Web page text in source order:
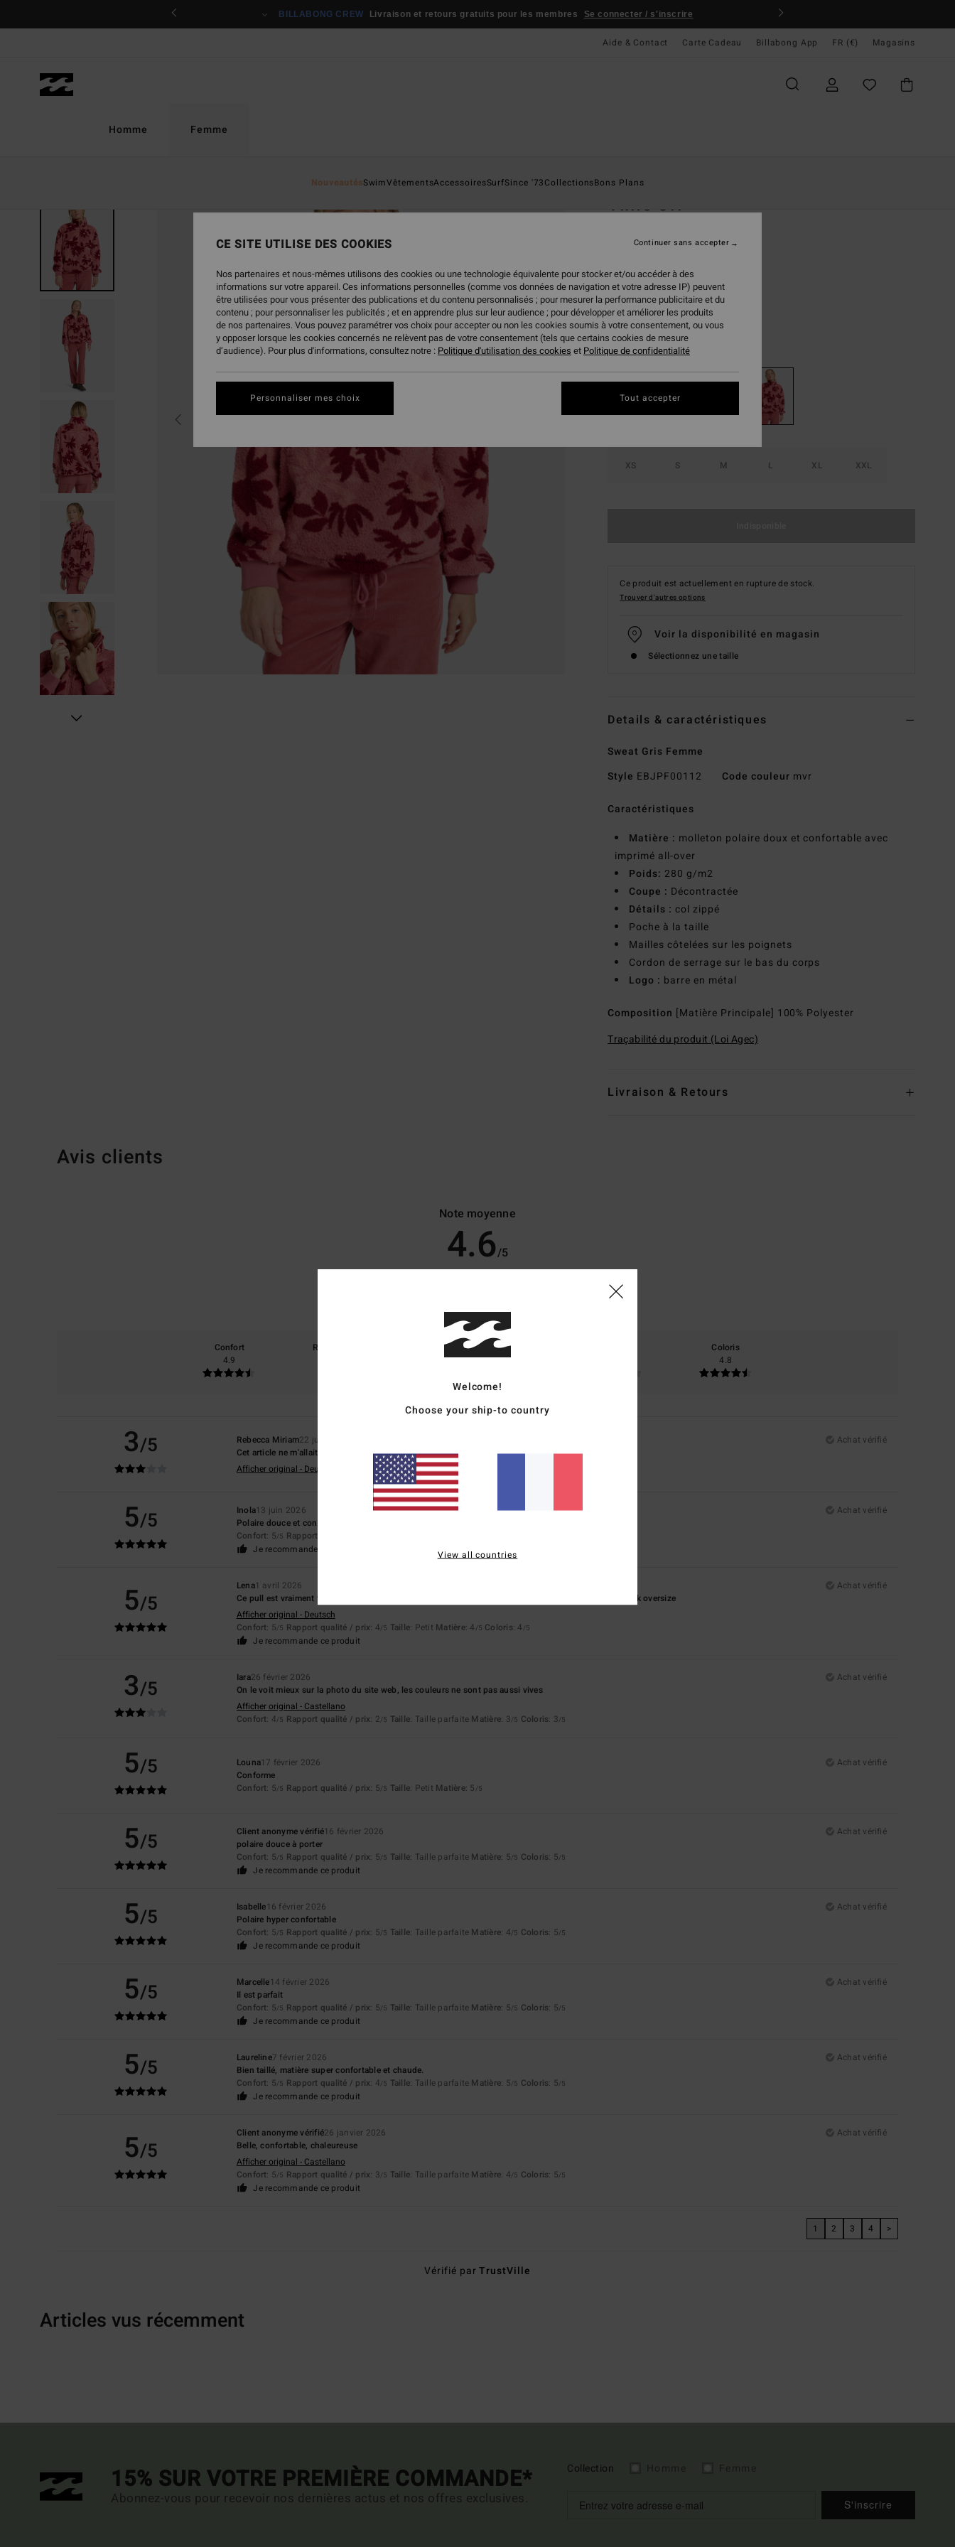
BILLABONG CREW Livraison et retours gratuits pour les membres Se connecter / s'inscrire
Aide & Contact Carte Cadeau Billabong App FR (€) Magasins
Homme Femme
NouveautésSwimVêtementsAccessoiresSurfSince '73CollectionsBons Plans
Time Off
(34 Avis)
75,95 €
50%
37,98 €
BONS PLANS
CouleurMauve Rose
XS S M L XL XXL
Ce produit est actuellement en rupture de stock.
Trouver d'autres options
Voir la disponibilité en magasin
Sélectionnez une taille
Details & caractéristiques
Sweat Gris Femme
Style EBJPF00112 Code couleur mvr
Caractéristiques
Matière : molleton polaire doux et confortable avec
imprimé all-over
Poids: 280 g/m2
Coupe : Décontractée
Détails : col zippé
Poche à la taille
Mailles côtelées sur les poignets
Cordon de serrage sur le bas du corps
Logo : barre en métal
Composition [Matière Principale] 100% Polyester
Traçabilité du produit (Loi Agec)
Livraison & Retours
Avis clients
Note moyenne
4.6/5
79% de nos clients recommandent ce produit
Confort
4.9
Rapport qualité / prix
Taille
Coloris
4.8
3/5 Rebecca Miriam22 juin 2026
Achat vérifié
Cet article ne m'allait pas bien.
Afficher original - Deutsch
5/5 Inola13 juin 2026
Achat vérifié
Polaire douce et confortable, s’adapte parfaitement grâce au cordon, polaire parfaite
Confort: 5/5 Rapport qualité / prix
Je recommande ce produit
5/5
Lena1 avril 2026
Achat vérifié
Ce pull est vraiment très confortable, mais je prendrais au moins une taille au-dessus si je veux un look oversize
Afficher original - Deutsch
Confort: 5/5 Rapport qualité / prix: 4/5 Taille: Petit Matière: 4 /5 Coloris: 4 /5
Je recommande ce produit
3/5 Iara26 février 2026
Achat vérifié
On le voit mieux sur la photo du site web, les couleurs ne sont pas aussi vives
Afficher original - Castellano
Confort: 4/5 Rapport qualité / prix: 2/5 Taille: Taille parfaite Matière: 3/5 Coloris: 3/5
5/5 Louna17 février 2026
Achat vérifié
Conforme
Confort: 5/5 Rapport qualité / prix: 5/5 Taille: Petit Matière: 5 /5
5/5 Client anonyme vérifié16 février 2026
Achat vérifié
polaire douce à porter
Confort: 5/5 Rapport qualité / prix: 5/5 Taille: Taille parfaite Matière: 5/5 Coloris: 5/5
Je recommande ce produit
5/5 Isabelle16 février 2026
Achat vérifié
Polaire hyper confortable
Confort: 5/5 Rapport qualité / prix: 5/5 Taille: Taille parfaite Matière: 4/5 Coloris: 5/5
Je recommande ce produit
5/5 Marcelle14 février 2026
Achat vérifié
Il est parfait
Confort: 5/5 Rapport qualité / prix: 5/5 Taille: Taille parfaite Matière: 5/5 Coloris: 5/5
Je recommande ce produit
5/5 Laureline7 février 2026
Achat vérifié
Bien taillé, matière super confortable et chaude.
Confort: 5/5 Rapport qualité / prix: 4/5 Taille: Taille parfaite Matière: 5/5 Coloris: 5/5
Je recommande ce produit
5/5
Client anonyme vérifié26 janvier 2026
Achat vérifié
Belle, confortable, chaleureuse
Afficher original - Castellano
Confort: 5/5 Rapport qualité / prix: 3/5 Taille: Taille parfaite Matière: 4/5 Coloris: 5/5
Je recommande ce produit
1 2 3 4 >
Vérifié parTrustVille
Articles vus récemment
15% SUR VOTRE PREMIÈRE COMMANDE*
Abonnez-vous pour recevoir nos dernières actus et nos offres exclusives.
Collection
S'inscrire
Welcome!
Choose your ship-to country
View all countries
CE SITE UTILISE DES COOKIES
Nos partenaires et nous-mêmes utilisons des cookies ou une technologie équivalente pour stocker et/ou accéder à des
informations sur votre appareil. Ces informations personnelles (comme vos données de navigation et votre adresse IP) peuvent
être utilisées pour vous présenter des publications et du contenu personnalisés ; pour mesurer la performance publicitaire et du
contenu ; pour personnaliser les publicités ; et en apprendre plus sur leur audience ; pour développer et améliorer les produits
de nos partenaires. Vous pouvez paramétrer vos choix pour accepter ou non les cookies soumis à votre consentement, ou vous
y opposer lorsque les cookies concernés ne relèvent pas de votre consentement (tels que certains cookies de mesure
d’audience). Pour plus d'informations, consultez notre : Politique d'utilisation des cookies et Politique de confidentialité
Personnaliser mes choix
Continuer sans accepter
Tout accepter